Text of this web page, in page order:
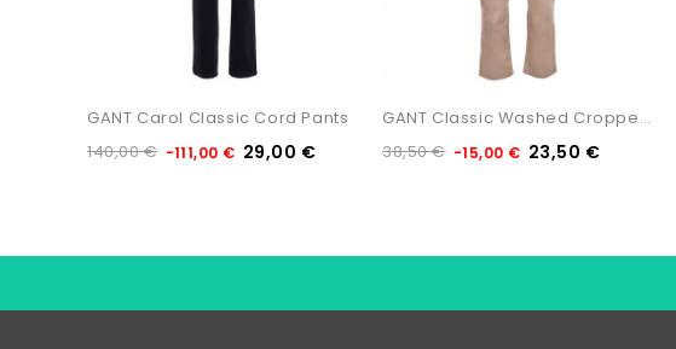
GANT Carol Classic Cord Pants
140,00 € -111,00 € 29,00 €
GANT Classic Washed Cropped...
38,50 € -15,00 € 23,50 €